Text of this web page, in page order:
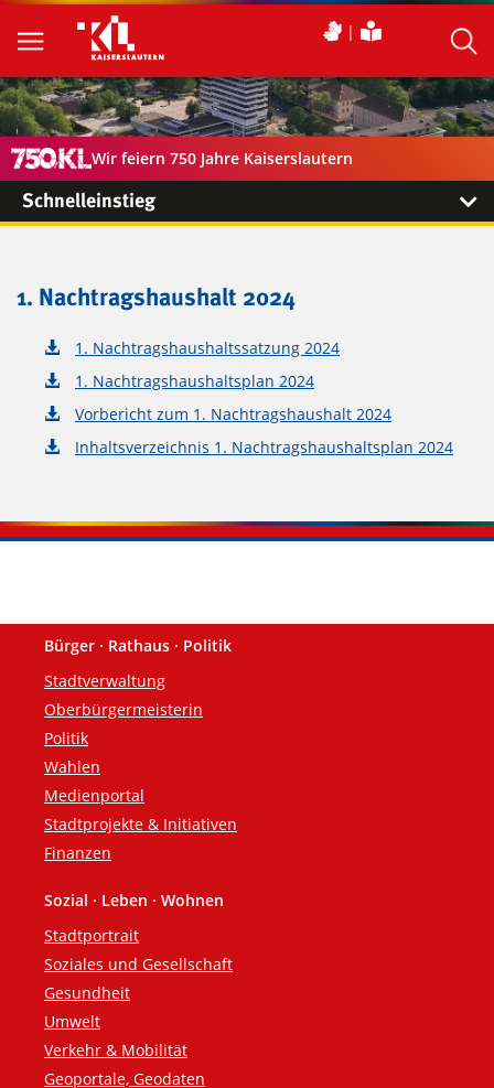
Wir feiern 750 Jahre Kaiserslautern
Schnelleinstieg
1. Nachtragshaushalt 2024
1. Nachtragshaushaltssatzung 2024
1. Nachtragshaushaltsplan 2024
Vorbericht zum 1. Nachtragshaushalt 2024
Inhaltsverzeichnis 1. Nachtragshaushaltsplan 2024
Fußzeile
Bürger · Rathaus · Politik
Stadtverwaltung
Oberbürgermeisterin
Politik
Wahlen
Medienportal
Stadtprojekte & Initiativen
Finanzen
Sozial · Leben · Wohnen
Stadtportrait
Soziales und Gesellschaft
Gesundheit
Umwelt
Verkehr & Mobilität
Geoportale, Geodaten